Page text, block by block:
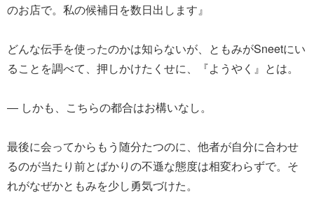
のお店で。私の候補日を数日出します』
どんな伝手を使ったのかは知らないが、ともみがSneetにい
ることを調べて、押しかけたくせに、『ようやく』とは。
― しかも、こちらの都合はお構いなし。
最後に会ってからもう随分たつのに、他者が自分に合わせ
るのが当たり前とばかりの不遜な態度は相変わらずで。そ
れがなぜかともみを少し勇気づけた。